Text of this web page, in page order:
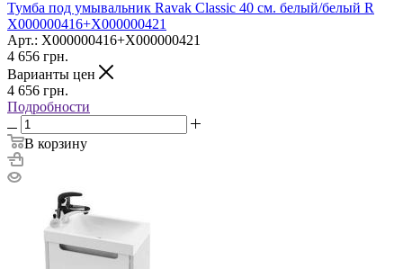
Тумба под умывальник Ravak Classic 40 см. белый/белый R
X000000416+X000000421
Арт.: X000000416+X000000421
4 656 грн.
Варианты цен
4 656 грн.
Подробности
В корзину